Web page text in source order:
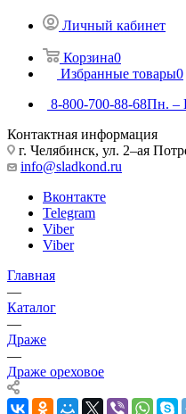
Личный кабинет
Корзина0
Избранные товары0
8-800-700-88-68Пн. –
Контактная информация
г. Челябинск, ул. 2–ая
info@sladkond.ru
Вконтакте
Telegram
Viber
Viber
Главная
—
Каталог
—
Драже
—
Драже ореховое